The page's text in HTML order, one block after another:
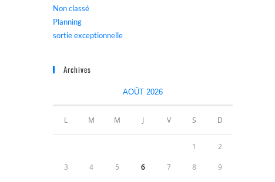
Non classé
Planning
sortie exceptionnelle
Archives
AOÛT 2026
L M M J V S D
1 2
3 4 5 6 7 8 9